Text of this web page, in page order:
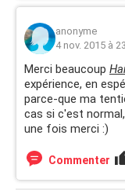
anonyme
4 nov. 2015 à
Merci beaucoup
expérience, en
parce-que ma
cas si c'est
une fois merci :)
Commenter